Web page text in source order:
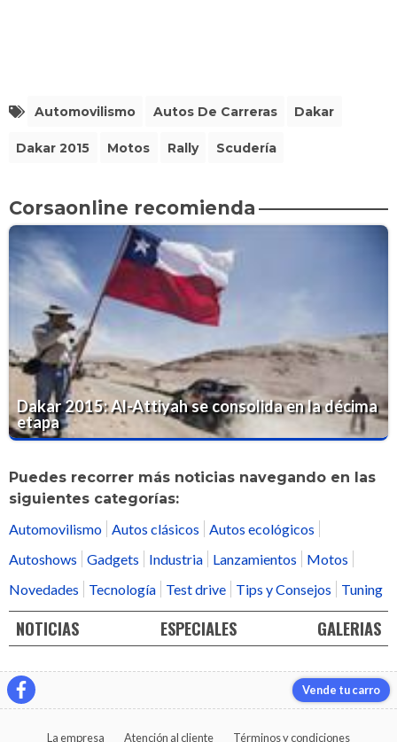
Automovilismo Autos De Carreras Dakar
Dakar 2015 Motos Rally Scudería
Corsaonline recomienda
Dakar 2015: Al-Attiyah se consolida en la décima
etapa
Puedes recorrer más noticias navegando en las
siguientes categorías:
Automovilismo
Autos clásicos
Autos ecológicos
Autoshows
Gadgets Industria Lanzamientos
Motos
Novedades
Tecnología Test drive Tips y Consejos Tuning
NOTICIAS ESPECIALES GALERIAS
Vende tu carro
La empresa Atención al cliente Términos y condiciones